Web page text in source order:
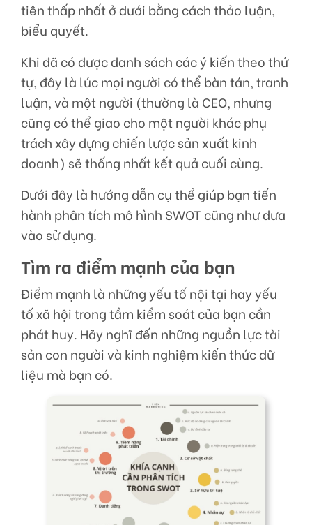
tiên thấp nhất ở dưới bằng cách thảo luận,
biểu quyết.
Khi đã có được danh sách các ý kiến theo thứ
tự, đây là lúc mọi người có thể bàn tán, tranh
luận, và một người (thường là CEO, nhưng
cũng có thể giao cho một người khác phụ
trách xây dựng chiến lược sản xuất kinh
doanh) sẽ thống nhất kết quả cuối cùng.
Dưới đây là hướng dẫn cụ thể giúp bạn tiến
hành phân tích mô hình SWOT cũng như đưa
vào sử dụng.
Tìm ra điểm mạnh của bạn
Điểm mạnh là những yếu tố nội tại hay yếu
tố xã hội trong tầm kiểm soát của bạn cần
phát huy. Hãy nghĩ đến những nguồn lực tài
sản con người và kinh nghiệm kiến thức dữ
liệu mà bạn có.